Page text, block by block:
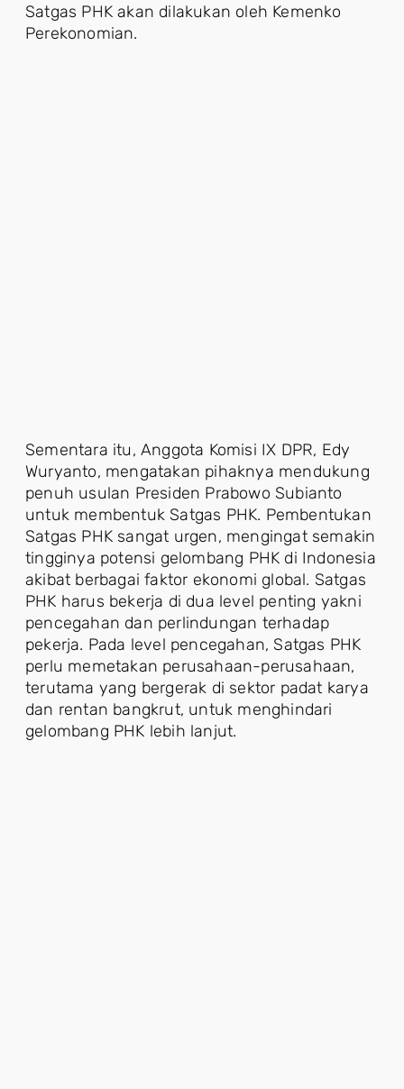
Satgas PHK akan dilakukan oleh Kemenko
Perekonomian.
Sementara itu, Anggota Komisi IX DPR, Edy
Wuryanto, mengatakan pihaknya mendukung
penuh usulan Presiden Prabowo Subianto
untuk membentuk Satgas PHK. Pembentukan
Satgas PHK sangat urgen, mengingat semakin
tingginya potensi gelombang PHK di Indonesia
akibat berbagai faktor ekonomi global. Satgas
PHK harus bekerja di dua level penting yakni
pencegahan dan perlindungan terhadap
pekerja. Pada level pencegahan, Satgas PHK
perlu memetakan perusahaan-perusahaan,
terutama yang bergerak di sektor padat karya
dan rentan bangkrut, untuk menghindari
gelombang PHK lebih lanjut.